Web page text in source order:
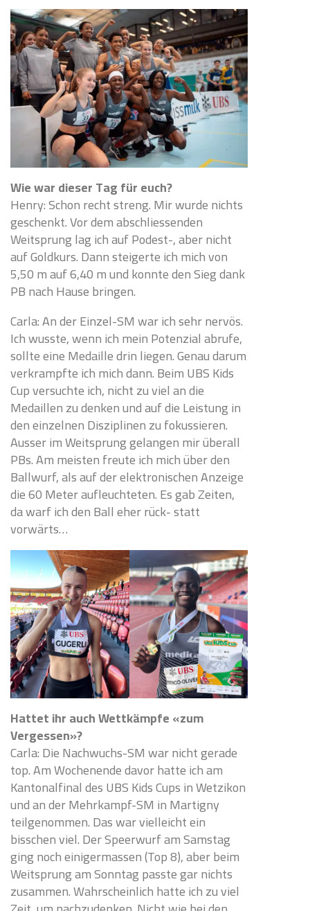
Wie war dieser Tag für euch?
Henry: Schon recht streng. Mir wurde nichts
geschenkt. Vor dem abschliessenden
Weitsprung lag ich auf Podest-, aber nicht
auf Goldkurs. Dann steigerte ich mich von
5,50 m auf 6,40 m und konnte den Sieg dank
PB nach Hause bringen.
Carla: An der Einzel-SM war ich sehr nervös.
Ich wusste, wenn ich mein Potenzial abrufe,
sollte eine Medaille drin liegen. Genau darum
verkrampfte ich mich dann. Beim UBS Kids
Cup versuchte ich, nicht zu viel an die
Medaillen zu denken und auf die Leistung in
den einzelnen Disziplinen zu fokussieren.
Ausser im Weitsprung gelangen mir überall
PBs. Am meisten freute ich mich über den
Ballwurf, als auf der elektronischen Anzeige
die 60 Meter aufleuchteten. Es gab Zeiten,
da warf ich den Ball eher rück- statt
vorwärts…
Hattet ihr auch Wettkämpfe «zum
Vergessen»?
Carla: Die Nachwuchs-SM war nicht gerade
top. Am Wochenende davor hatte ich am
Kantonalfinal des UBS Kids Cups in Wetzikon
und an der Mehrkampf-SM in Martigny
teilgenommen. Das war vielleicht ein
bisschen viel. Der Speerwurf am Samstag
ging noch einigermassen (Top 8), aber beim
Weitsprung am Sonntag passte gar nichts
zusammen. Wahrscheinlich hatte ich zu viel